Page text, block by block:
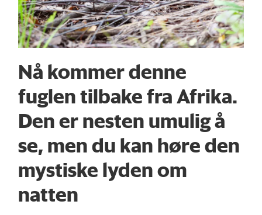
Nå kommer denne
fuglen tilbake fra Afrika.
Den er nesten umulig å
se, men du kan høre den
mystiske lyden om
natten